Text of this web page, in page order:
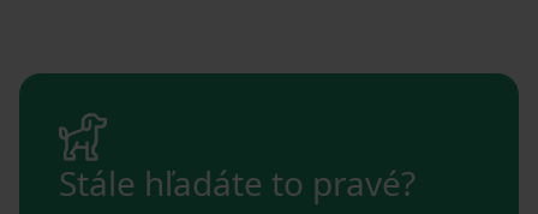
Stále hľadáte to pravé?